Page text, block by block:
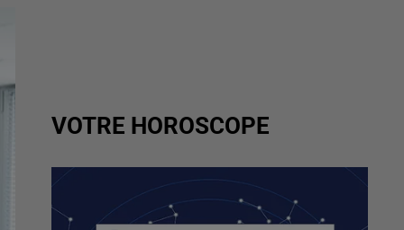
VOTRE HOROSCOPE